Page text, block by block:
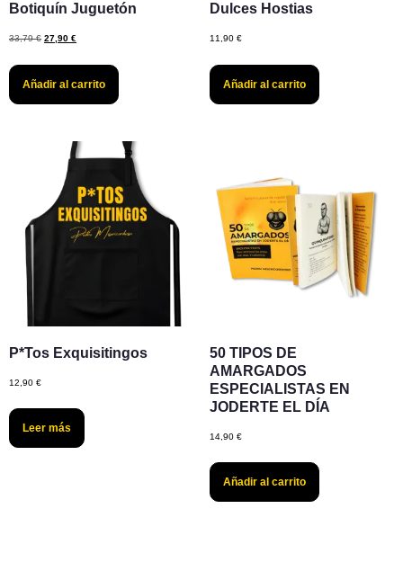
Botiquín Juguetón
33,79€ 27,90 €
Añadir al carrito
Dulces Hostias
11,90 €
Añadir al carrito
P*tos Exquisitingos
12,90 €
Leer más
50 TIPOS DE
AMARGADOS
ESPECIALISTAS EN
JODERTE EL DÍA
14,90 €
Añadir al carrito